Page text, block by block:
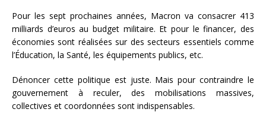
Pour les sept prochaines années, Macron va consacrer 413
milliards d’euros au budget militaire. Et pour le financer, des
économies sont réalisées sur des secteurs essentiels comme
l’Éducation, la Santé, les équipements publics, etc.
Dénoncer cette politique est juste. Mais pour contraindre le
gouvernement à reculer, des mobilisations massives,
collectives et coordonnées sont indispensables.